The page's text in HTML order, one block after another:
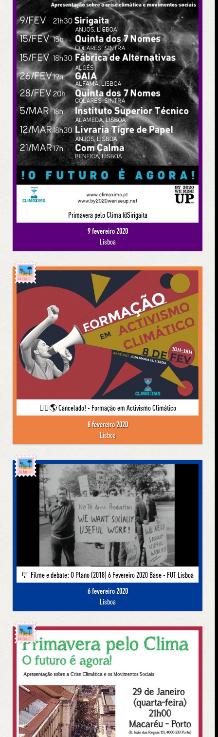
Primavera pelo Clima @Sirigaita
9 fevereiro 2020
Lisboa
Já foi
✊🏾🌎 Cancelado! - Formação em Activismo Climático
8 fevereiro 2020
Lisboa
Já foi
💬 Filme e debate: O Plano (2018) 6 Fevereiro 2020 Base - FUT Lisboa
6 fevereiro 2020
Lisboa
Já foi